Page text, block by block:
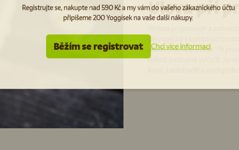
Úleva při
Většina průjmových a
Díky speciální kombinaci
zastavovat tyto potíže. Při
dokáží postupně vytlačit
Registrujte se, nakupte nad 590 Kč a my vám do vašeho zákaznického účtu
připíšeme 200 Yoggísek na vaše další nákupy.
Běžím se registrovat Chci více informací